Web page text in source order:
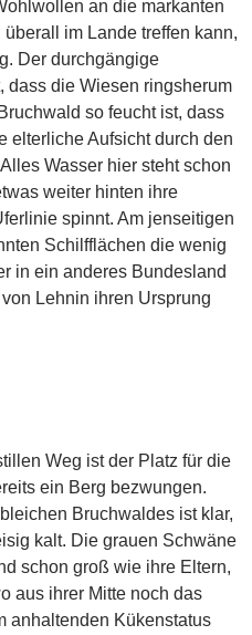
an die markanten
im Lande treffen kann,
Der durchgängige
dass die Wiesen ringsherum
so feucht ist, dass
elterliche Aufsicht durch den
Wasser hier steht schon
weiter hinten ihre
spinnt. Am jenseitigen
Schilfflächen die wenig
in ein anderes Bundesland
Lehnin ihren Ursprung
Weg ist der Platz für die
ein Berg bezwungen.
Bruchwaldes ist klar,
kalt. Die grauen Schwäne
schon groß wie ihre Eltern,
aus ihrer Mitte noch das
anhaltenden Kükenstatus